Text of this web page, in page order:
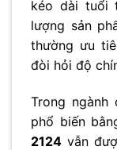
kéo dài tuổi
lượng sản
thường ưu
đòi hỏi độ
Trong
phổ biến
2124 vẫn